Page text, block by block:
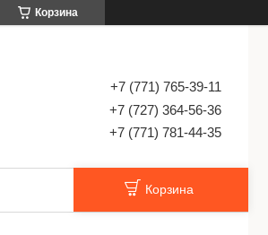
Корзина
+7 (771) 765-39-11
+7 (727) 364-56-36
+7 (771) 781-44-35
Корзина